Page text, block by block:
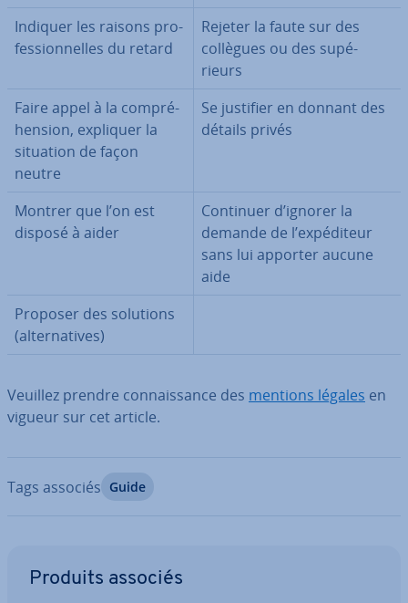
Indiquer les raisons pro­
fes­sion­nelles du retard
Rejeter la faute sur des
collègues ou des su­pé­
rieurs
Faire appel à la com­pré­
hen­sion, expliquer la
situation de façon
neutre
Se justifier en donnant des
détails privés
Montrer que l’on est
disposé à aider
Continuer d’ignorer la
demande de l’ex­pé­di­teur
sans lui apporter aucune
aide
Proposer des solutions
(al­ter­na­tives)
Veuillez prendre con­nais­sance des mentions légales en
vigueur sur cet article.
Tags associés Guide
Produits associés